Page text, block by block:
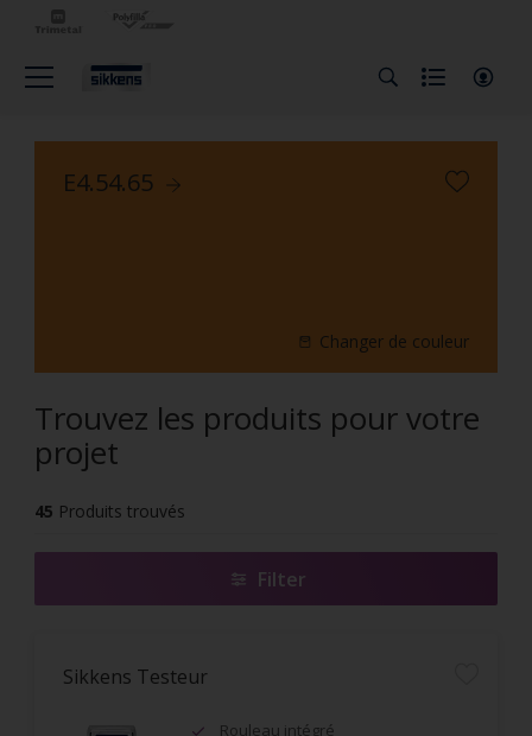
E4.54.65
Changer de couleur
Trouvez les produits pour votre
projet
45 Produits trouvés
Filter
Sikkens Testeur
Rouleau intégré